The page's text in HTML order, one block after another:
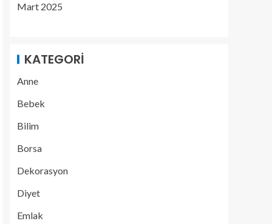
Mart 2025
KATEGORI
Anne
Bebek
Bilim
Borsa
Dekorasyon
Diyet
Emlak